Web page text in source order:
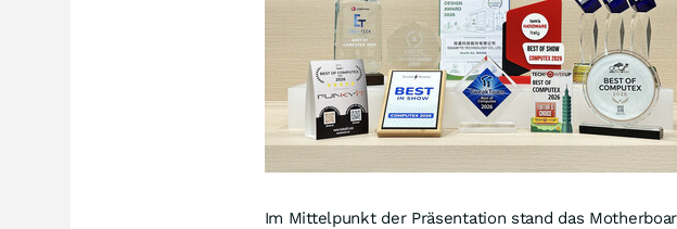
Im Mittelpunkt der Präsentation stand das